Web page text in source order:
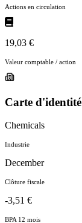
Actions en circulation
19,03 €
Valeur comptable / action
Carte d'identité
Chemicals
Industrie
December
Clôture fiscale
-3,51 €
BPA 12 mois